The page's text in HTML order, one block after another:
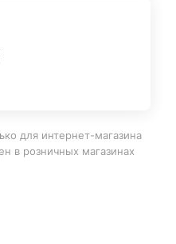
для интернет-магазина
в розничных магазинах